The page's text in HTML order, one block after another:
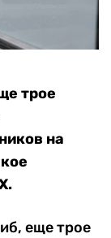
трое
на
еще трое